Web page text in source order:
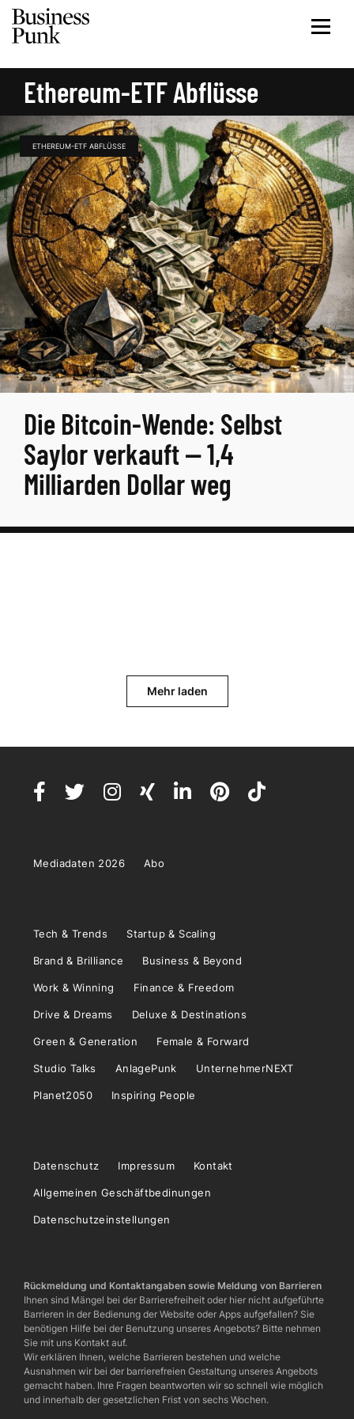
Ethereum-ETF Abflüsse
ETHEREUM-ETF ABFLÜSSE
Die Bitcoin-Wende: Selbst
Saylor verkauft — 1,4
Milliarden Dollar weg
Mehr laden
Mediadaten 2026 Abo
Tech & Trends Startup & Scaling
Brand & Brilliance Business & Beyond
Work & Winning Finance & Freedom
Drive & Dreams Deluxe & Destinations
Green & Generation Female & Forward
Studio Talks AnlagePunk UnternehmerNEXT
Planet2050 Inspiring People
Datenschutz Impressum Kontakt
Allgemeinen Geschäftbedinungen
Datenschutzeinstellungen
Rückmeldung und Kontaktangaben sowie Meldung von Barrieren
Ihnen sind Mängel bei der Barrierefreiheit oder hier nicht aufgeführte
Barrieren in der Bedienung der Website oder Apps aufgefallen? Sie
benötigen Hilfe bei der Benutzung unseres Angebots? Bitte nehmen
Sie mit uns Kontakt auf.
Wir erklären Ihnen, welche Barrieren bestehen und welche
Ausnahmen wir bei der barrierefreien Gestaltung unseres Angebots
gemacht haben. Ihre Fragen beantworten wir so schnell wie möglich
und innerhalb der gesetzlichen Frist von sechs Wochen.